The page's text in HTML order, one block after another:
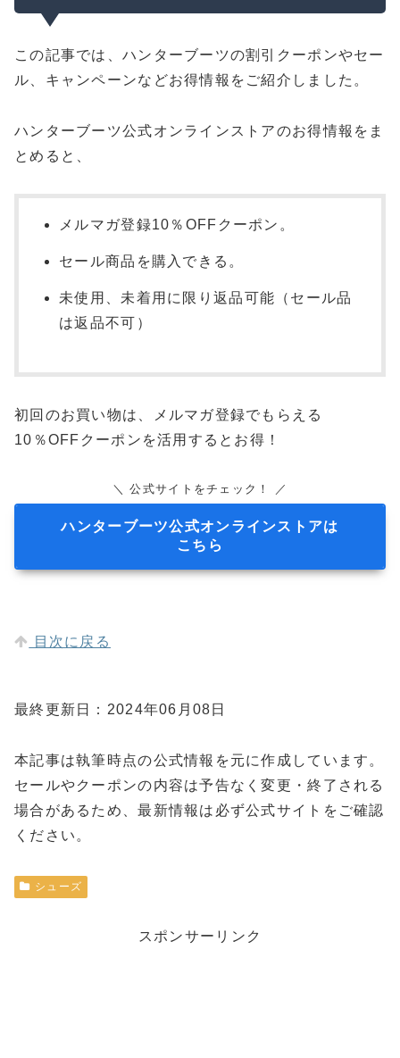
この記事では、ハンターブーツの割引クーポンやセー
ル、キャンペーンなどお得情報をご紹介しました。
ハンターブーツ公式オンラインストアのお得情報をま
とめると、
メルマガ登録10％OFFクーポン。
セール商品を購入できる。
未使用、未着用に限り返品可能（セール品
は返品不可）
初回のお買い物は、メルマガ登録でもらえる
10％OFFクーポンを活用するとお得！
＼ 公式サイトをチェック！ ／
ハンターブーツ公式オンラインストアは
こちら
目次に戻る
最終更新日：2024年06月08日
本記事は執筆時点の公式情報を元に作成しています。
セールやクーポンの内容は予告なく変更・終了される
場合があるため、最新情報は必ず公式サイトをご確認
ください。
シューズ
スポンサーリンク